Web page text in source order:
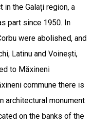
the Galați region, a
part since 1950. In
were abolished, and
Latinu and Voinești,
to Măxineni
commune there is
architectural monument
on the banks of the